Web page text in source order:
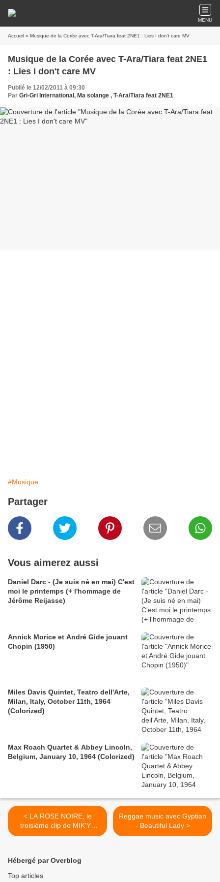
MENU
Accueil » Musique de la Corée avec T-Ara/Tiara feat 2NE1 : Lies I don't care MV
Musique de la Corée avec T-Ara/Tiara feat 2NE1
: Lies I don't care MV
Publié le 12/02/2011 à 09:30
Par Gri-Gri International, Ma solange , T-Ara/Tiara feat 2NE1
#Musique
Partager
Vous aimerez aussi
Daniel Darc - (Je suis né en mai) C'est
moi le printemps (+ l'hommage de
Jérôme Reijasse)
Annick Morice et André Gide jouant
Chopin (1950)
Miles Davis Quintet, Teatro dell'Arte,
Milan, Italy, October 11th, 1964
(Colorized)
Max Roach Quartet & Abbey Lincoln,
Belgium, January 10, 1964 (Colorized)
< LA ROSE NOIRE, le
troisième clip de MIK'YA
extrait de son ep VERDA
Reggae music avec Gyptian
- Beautiful Lady >
Hébergé par Overblog
Top articles